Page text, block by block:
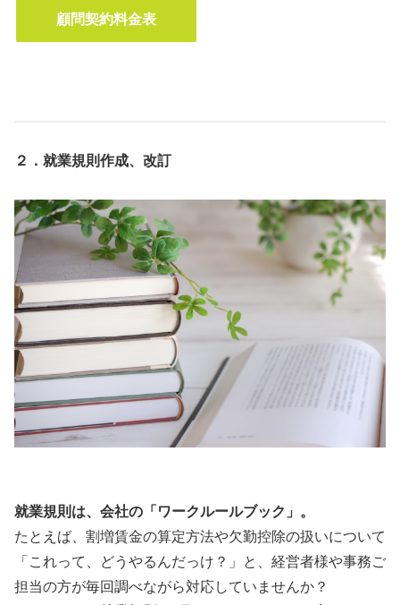
顧問契約料金表
２．就業規則作成、改訂
就業規則は、会社の「ワークルールブック」。
たとえば、割増賃金の算定方法や欠勤控除の扱いについて
「これって、どうやるんだっけ？」と、経営者様や事務ご
担当の方が毎回調べながら対応していませんか？